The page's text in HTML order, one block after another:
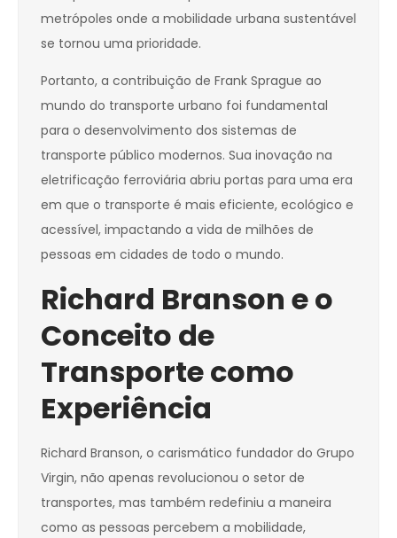
metrópoles onde a mobilidade urbana sustentável
se tornou uma prioridade.
Portanto, a contribuição de Frank Sprague ao
mundo do transporte urbano foi fundamental
para o desenvolvimento dos sistemas de
transporte público modernos. Sua inovação na
eletrificação ferroviária abriu portas para uma era
em que o transporte é mais eficiente, ecológico e
acessível, impactando a vida de milhões de
pessoas em cidades de todo o mundo.
Richard Branson e o
Conceito de
Transporte como
Experiência
Richard Branson, o carismático fundador do Grupo
Virgin, não apenas revolucionou o setor de
transportes, mas também redefiniu a maneira
como as pessoas percebem a mobilidade,